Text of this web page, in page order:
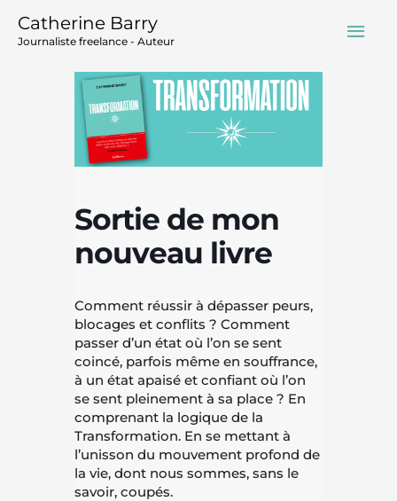
contenu
Catherine Barry
Journaliste freelance - Auteur
Sortie de mon
nouveau livre
Comment réussir à dépasser peurs,
blocages et conflits ? Comment
passer d’un état où l’on se sent
coincé, parfois même en souffrance,
à un état apaisé et confiant où l’on
se sent pleinement à sa place ? En
comprenant la logique de la
Transformation. En se mettant à
l’unisson du mouvement profond de
la vie, dont nous sommes, sans le
savoir, coupés.